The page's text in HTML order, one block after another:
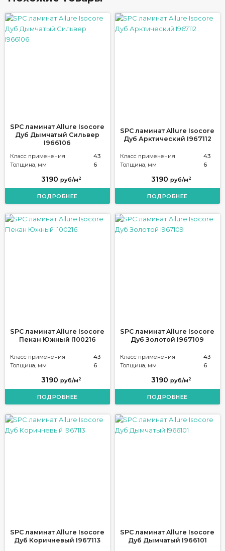
SPC ламинат Allure Isocore
Дуб Дымчатый Сильвер
I966106
Класс применения
43
Толщина, мм
6
3190 руб/м 2
ПОДРОБНЕЕ
SPC ламинат Allure Isocore
Дуб Арктический I967112
Класс применения
43
Толщина, мм
6
3190 руб/м 2
ПОДРОБНЕЕ
SPC ламинат Allure Isocore
Пекан Южный I100216
Класс применения
43
Толщина, мм
6
3190 руб/м 2
ПОДРОБНЕЕ
SPC ламинат Allure Isocore
Дуб Золотой I967109
Класс применения
43
Толщина, мм
6
3190 руб/м 2
ПОДРОБНЕЕ
SPC ламинат Allure Isocore
Дуб Коричневый I967113
SPC ламинат Allure Isocore
Дуб Дымчатый I966101